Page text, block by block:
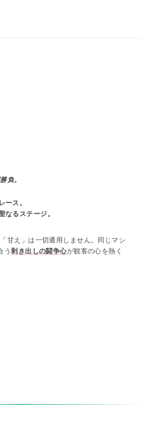
負。
ース。
なるステージ。
甘え」は一切通用しません。同じマシ
う剥き出しの闘争心が観客の心を熱く